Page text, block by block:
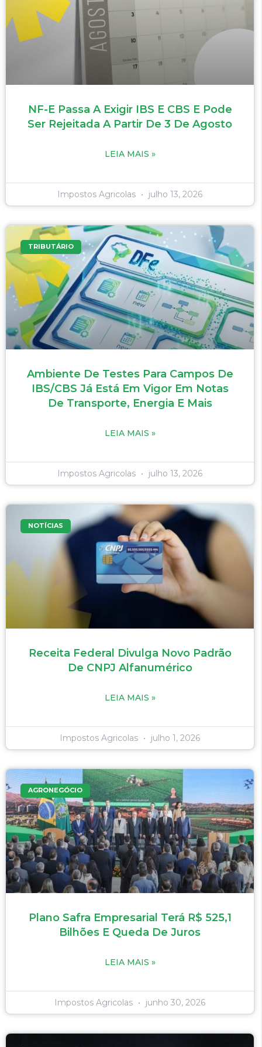
NF-E Passa A Exigir IBS E CBS E Pode
Ser Rejeitada A Partir De 3 De Agosto
LEIA MAIS »
Impostos Agricolas julho 13, 2026
TRIBUTÁRIO
Ambiente De Testes Para Campos De
IBS/CBS Já Está Em Vigor Em Notas
De Transporte, Energia E Mais
LEIA MAIS »
Impostos Agricolas julho 13, 2026
NOTÍCIAS
Receita Federal Divulga Novo Padrão
De CNPJ Alfanumérico
LEIA MAIS »
Impostos Agricolas julho 1, 2026
AGRONEGÓCIO
Plano Safra Empresarial Terá R$ 525,1
Bilhões E Queda De Juros
LEIA MAIS »
Impostos Agricolas junho 30, 2026